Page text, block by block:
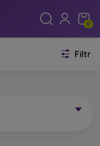
0
Filtr